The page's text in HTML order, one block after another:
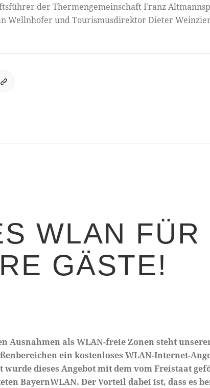
der Thermengemeinschaft Franz
Wellnhofer und Tourismusdirektor Dieter
WLAN FÜR
GÄSTE!
Ausnahmen als WLAN-freie Zonen steht
ein kostenloses WLAN-Internet-
wurde dieses Angebot mit dem vom Freistaat
BayernWLAN. Der Vorteil dabei ist, dass es